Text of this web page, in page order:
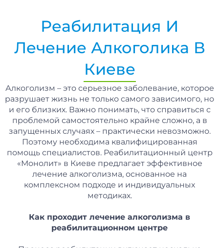
Реабилитация И
Лечение Алкоголика В
Киеве
Алкоголизм – это серьезное заболевание, которое
разрушает жизнь не только самого зависимого, но
и его близких. Важно понимать, что справиться с
проблемой самостоятельно крайне сложно, а в
запущенных случаях – практически невозможно.
Поэтому необходима квалифицированная
помощь специалистов. Реабилитационный центр
«Монолит» в Киеве предлагает эффективное
лечение алкоголизма, основанное на
комплексном подходе и индивидуальных
методиках.
Как проходит лечение алкоголизма в
реабилитационном центре